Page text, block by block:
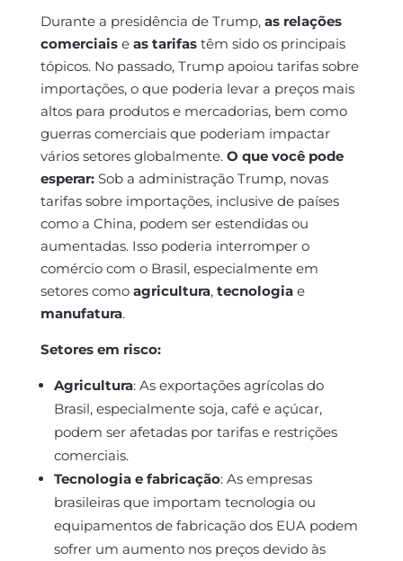
Durante a presidência de Trump, as relações
comerciaise as tarifastêm sido os principais
tópicos. No passado, Trump apoiou tarifas sobre
importações, o que poderia levar a preços mais
altos para produtos e mercadorias, bem como
guerras comerciais que poderiam impactar
vários setores globalmente. O que você pode
esperar:Sob a administração Trump, novas
tarifas sobre importações, inclusive de países
como a China, podem ser estendidas ou
aumentadas. Isso poderia interromper o
comércio com o Brasil, especialmente em
setores como agricultura, tecnologiae
manufatura.
Setores em risco:
Agricultura: As exportações agrícolas do
Brasil, especialmente soja, café e açúcar,
podem ser afetadas por tarifas e restrições
comerciais.
Tecnologia e fabricação: As empresas
brasileiras que importam tecnologia ou
equipamentos de fabricação dos EUA podem
sofrer um aumento nos preços devido às